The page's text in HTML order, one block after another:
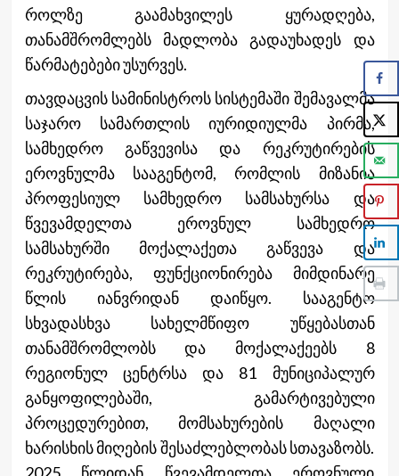
როლზე გაამახვილეს ყურადღება,
თანამშრომლებს მადლობა გადაუხადეს და
წარმატებები უსურვეს.
თავდაცვის სამინისტროს სისტემაში შემავალმა
საჯარო სამართლის იურიდიულმა პირმა,
სამხედრო გაწვევისა და რეკრუტირების
ეროვნულმა სააგენტომ, რომლის მიზანია
პროფესიულ სამხედრო სამსახურსა და
წვევამდელთა ეროვნულ სამხედრო
სამსახურში მოქალაქეთა გაწვევა და
რეკრუტირება, ფუნქციონირება მიმდინარე
წლის იანვრიდან დაიწყო. სააგენტო
სხვადასხვა სახელმწიფო უწყებასთან
თანამშრომლობს და მოქალაქეებს 8
რეგიონულ ცენტრსა და 81 მუნიციპალურ
განყოფილებაში, გამარტივებული
პროცედურებით, მომსახურების მაღალი
ხარისხის მიღების შესაძლებლობას სთავაზობს.
2025 წლიდან წვევამდელთა ეროვნული